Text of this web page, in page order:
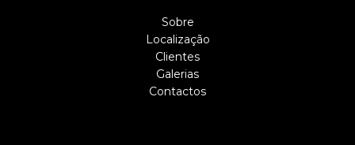
Sobre
Localização
Clientes
Galerias
Contactos